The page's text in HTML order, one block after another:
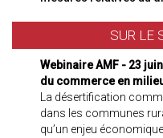
SUR LE
Webinaire AMF - 23
du commerce en
La désertification
dans les communes
qu’un enjeu